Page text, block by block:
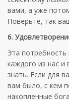
вами, а уже
Поверьте, так
6.
Эта потребность
каждого из нас
знать. Если для
вам было, с кем
накопленные